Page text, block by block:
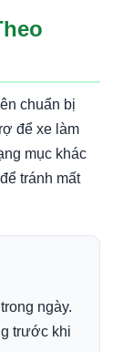
chuẩn bị
để xe làm
mục khác
tránh mất
ngày.
trước khi